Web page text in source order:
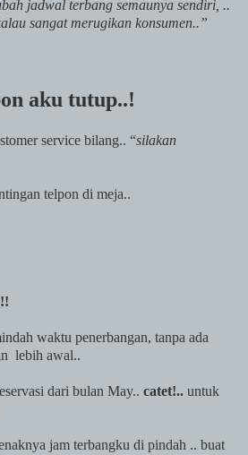
jadwal terbang semaunya sendiri, ..
sangat merugikan konsumen..”
aku tutup..!
service bilang.. “silakan
telpon di meja..
waktu penerbangan, tanpa ada
lebih awal..
dari bulan May.. catet!.. untuk
jam terbangku di pindah .. buat